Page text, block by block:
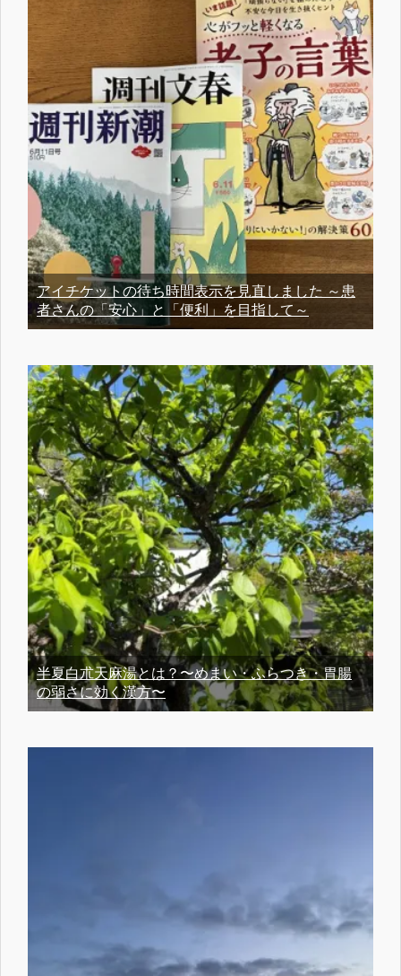
アイチケットの待ち時間表示を見直しました ～患
者さんの「安心」と「便利」を目指して～
半夏白朮天麻湯とは？〜めまい・ふらつき・胃腸
の弱さに効く漢方〜